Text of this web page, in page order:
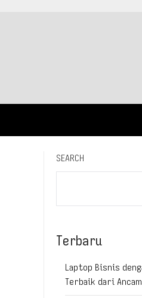
SEARCH
Terbaru
Laptop Bisnis
Terbaik dari